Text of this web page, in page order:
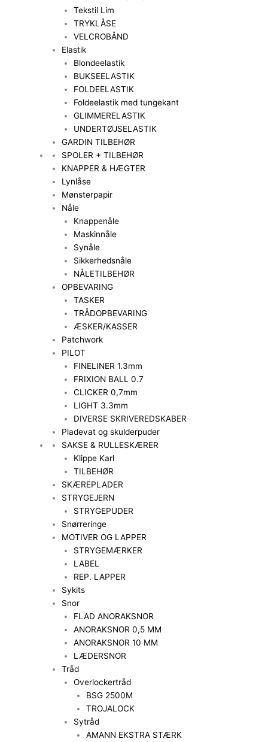
Tekstil Lim
TRYKLÅSE
VELCROBÅND
Elastik
Blondeelastik
BUKSEELASTIK
FOLDEELASTIK
Foldeelastik med tungekant
GLIMMERELASTIK
UNDERTØJSELASTIK
GARDIN TILBEHØR
SPOLER + TILBEHØR
KNAPPER & HÆGTER
Lynlåse
Mønsterpapir
Nåle
Knappenåle
Maskinnåle
Synåle
Sikkerhedsnåle
NÅLETILBEHØR
OPBEVARING
TASKER
TRÅDOPBEVARING
ÆSKER/KASSER
Patchwork
PILOT
FINELINER 1.3mm
FRIXION BALL 0.7
CLICKER 0,7mm
LIGHT 3.3mm
DIVERSE SKRIVEREDSKABER
Pladevat og skulderpuder
SAKSE & RULLESKÆRER
Klippe Karl
TILBEHØR
SKÆREPLADER
STRYGEJERN
STRYGEPUDER
Snørreringe
MOTIVER OG LAPPER
STRYGEMÆRKER
LABEL
REP. LAPPER
Sykits
Snor
FLAD ANORAKSNOR
ANORAKSNOR 0,5 MM
ANORAKSNOR 10 MM
LÆDERSNOR
Tråd
Overlockertråd
BSG 2500M
TROJALOCK
Sytråd
AMANN EKSTRA STÆRK